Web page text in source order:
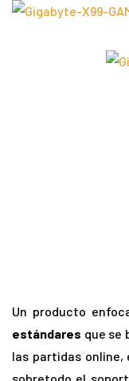
Un producto
estándares que se
las partidas online,